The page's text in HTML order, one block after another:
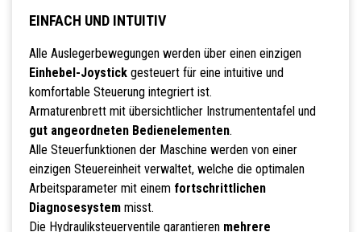
EINFACH UND INTUITIV
Alle Auslegerbewegungen werden über einen einzigen
Einhebel-Joystickgesteuert für eine intuitive und
komfortable Steuerung integriert ist.
Armaturenbrett mit übersichtlicher Instrumententafel und
gut angeordneten Bedienelementen.
Alle Steuerfunktionen der Maschine werden von einer
einzigen Steuereinheit verwaltet, welche die optimalen
Arbeitsparameter mit einem fortschrittlichen
Diagnosesystemmisst.
Die Hydrauliksteuerventile garantieren mehrere